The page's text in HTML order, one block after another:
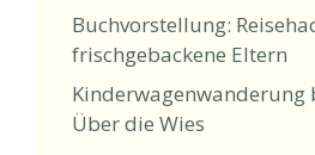
Buchvorstellung:
frischgebackene Eltern
Kinderwagenwanderung
Über die Wies